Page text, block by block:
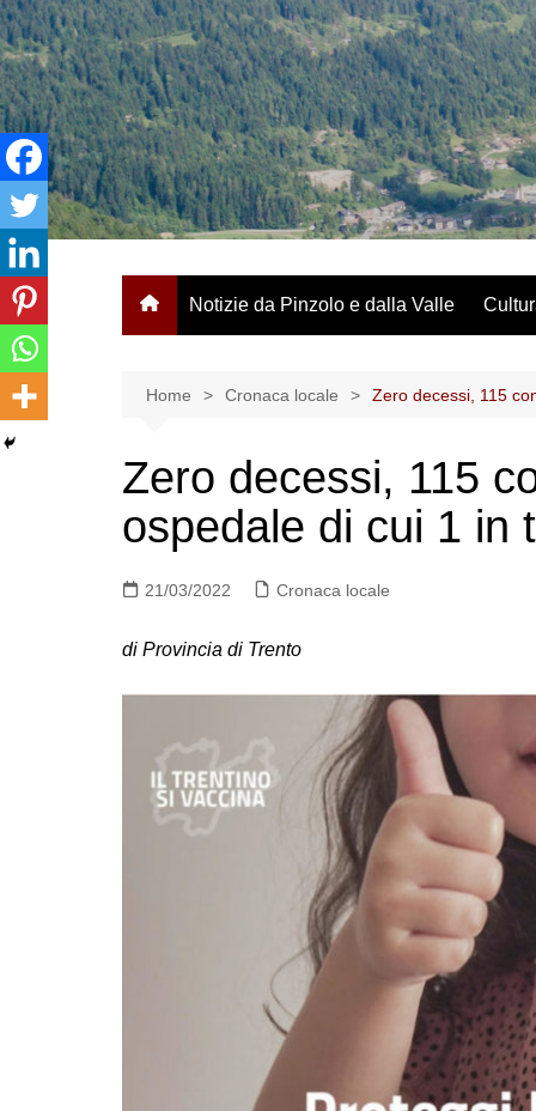
Salta
al
contenuto
Notizie da Pinzolo e dalla Valle
Home Cronaca locale Zero decessi, 115
Zero decessi, 115
ospedale di cui 1 in
21/03/2022 Cronaca locale
di Provincia di Trento